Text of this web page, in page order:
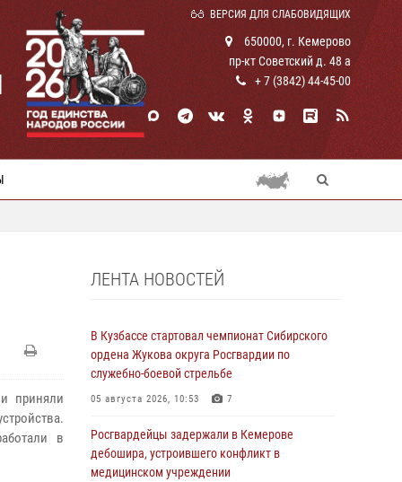
ВЕРСИЯ ДЛЯ СЛАБОВИДЯЩИХ
650000, г. Кемерово
пр-кт Советский д. 48 а
+ 7 (3842) 44-45-00
приняли
в
ЛЕНТА НОВОСТЕЙ
В Кузбассе стартовал чемпионат Сибирского
ордена Жукова округа Росгвардии по
служебно-боевой стрельбе
05 августа 2026, 10:53 7
Росгвардейцы задержали в Кемерове
дебошира, устроившего конфликт в
медицинском учреждении